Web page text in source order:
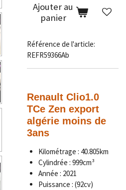
Ajouter au
panier
Référence de l'article:
REFR59366Ab
Renault Clio1.0
TCe Zen export
algérie moins de
3ans
Kilométrage : 40.805km
Cylindrée : 999cm³
Année : 2021
Puissance : (92cv)